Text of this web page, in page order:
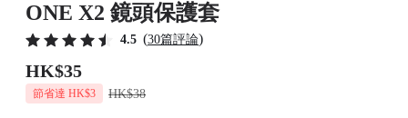
ONE X2 鏡頭保護套
4.5 (30篇評論)
HK$35
節省達 HK$3 HK$38